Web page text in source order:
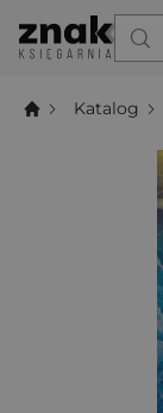
Katalog